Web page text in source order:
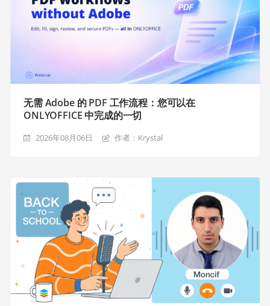
无需 Adobe 的 PDF 工作流程：您可以在
ONLYOFFICE 中完成的一切
2026年08月06日 作者：Krystal